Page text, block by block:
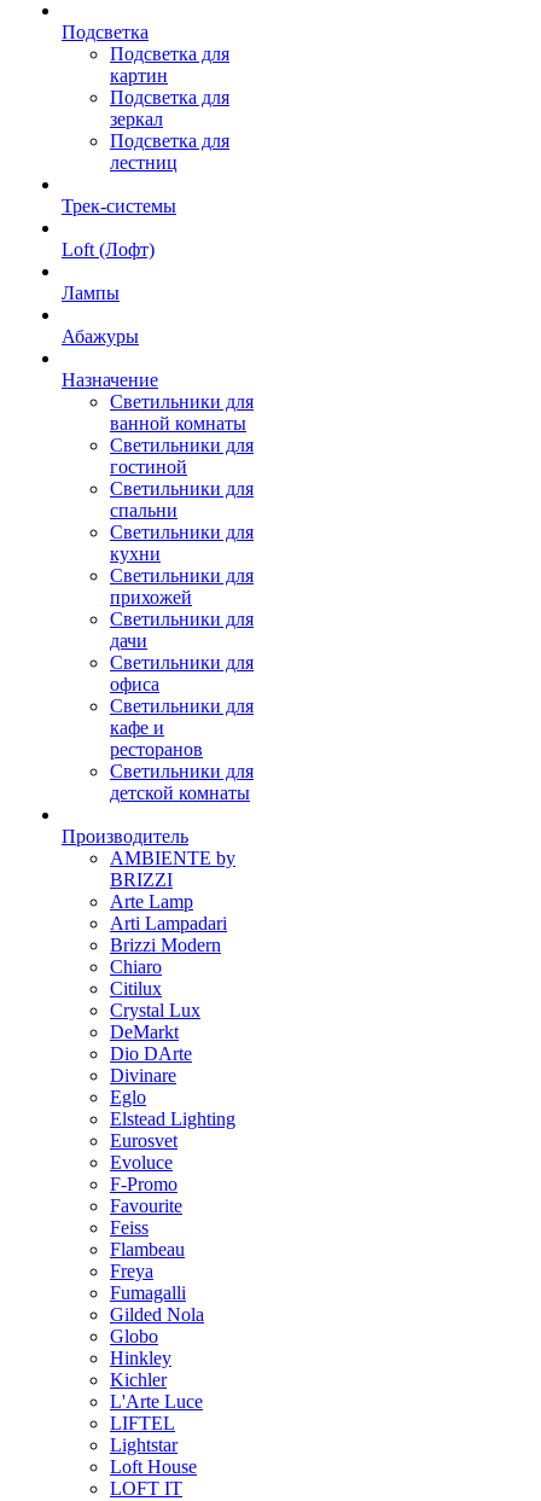
Подсветка
Подсветка для
картин
Подсветка для
зеркал
Подсветка для
лестниц
Трек-системы
Loft (Лофт)
Лампы
Абажуры
Назначение
Светильники для
ванной комнаты
Светильники для
гостиной
Светильники для
спальни
Светильники для
кухни
Светильники для
прихожей
Светильники для
дачи
Светильники для
офиса
Светильники для
кафе и
ресторанов
Светильники для
детской комнаты
Производитель
AMBIENTE by
BRIZZI
Arte Lamp
Arti Lampadari
Brizzi Modern
Chiaro
Citilux
Crystal Lux
DeMarkt
Dio DArte
Divinare
Eglo
Elstead Lighting
Eurosvet
Evoluce
F-Promo
Favourite
Feiss
Flambeau
Freya
Fumagalli
Gilded Nola
Globo
Hinkley
Kichler
L'Arte Luce
LIFTEL
Lightstar
Loft House
LOFT IT